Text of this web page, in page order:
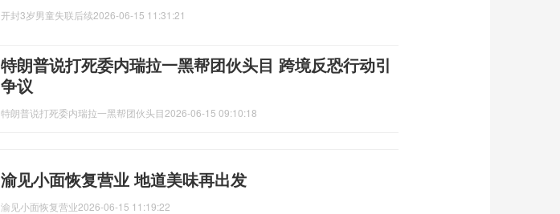
开封3岁男童失联后续2026-06-15 11:31:21
特朗普说打死委内瑞拉一黑帮团伙头目 跨境反恐行动引
争议
特朗普说打死委内瑞拉一黑帮团伙头目2026-06-15 09:10:18
渝见小面恢复营业 地道美味再出发
渝见小面恢复营业2026-06-15 11:19:22